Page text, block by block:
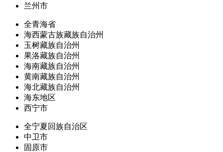
兰州市
全青海省
海西蒙古族藏族自治州
玉树藏族自治州
果洛藏族自治州
海南藏族自治州
黄南藏族自治州
海北藏族自治州
海东地区
西宁市
全宁夏回族自治区
中卫市
固原市